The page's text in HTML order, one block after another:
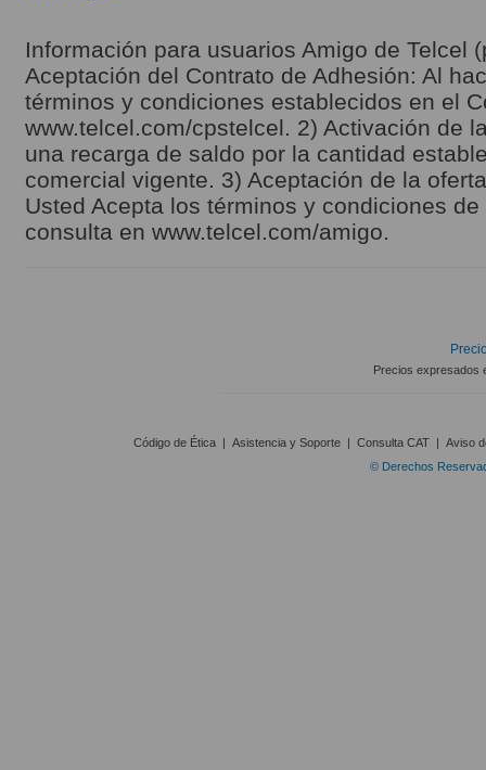
Información para usuarios Amigo de Telcel
Aceptación del Contrato de Adhesión: Al
términos y condiciones establecidos en el
www.telcel.com/cpstelcel. 2) Activación de
una recarga de saldo por la cantidad
comercial vigente. 3) Aceptación de la
Usted Acepta los términos y condiciones
consulta en www.telcel.com/amigo.
Precios expresados
Código de Ética | Asistencia y Soporte | Consulta CAT | Aviso
© Derechos